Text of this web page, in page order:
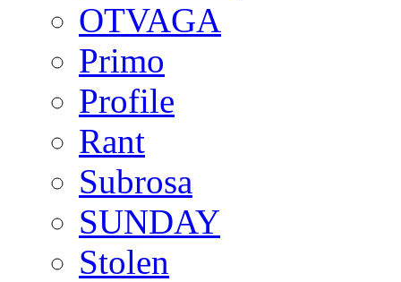
OTVAGA
Primo
Profile
Rant
Subrosa
SUNDAY
Stolen